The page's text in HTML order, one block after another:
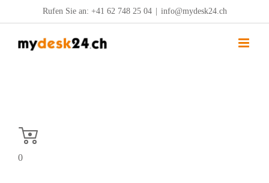
Inhalt
springen
Rufen Sie an: +41 62 748 25 04 info@mydesk24.ch
0